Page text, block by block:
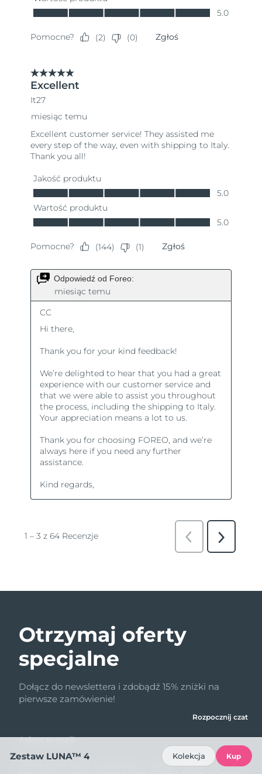
Otrzymaj oferty
specjalne
Dołącz do newslettera i zdobądź 15% zniżki na
pierwsze zamówienie!
Adres e-mail
Naciskając przycisk „Subskrybuj”, wyrażam zgodę na
Rozpocznij czat
Zestaw LUNA™ 4 Kolekcja Kup